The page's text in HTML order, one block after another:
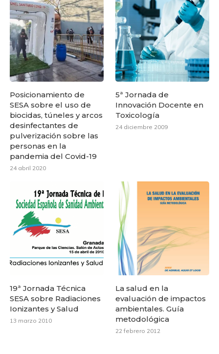
Posicionamiento de
SESA sobre el uso de
biocidas, túneles y arcos
desinfectantes de
pulverización sobre las
personas en la
pandemia del Covid-19
24 abril 2020
5ª Jornada de
Innovación Docente en
Toxicología
24 diciembre 2009
19ª Jornada Técnica
SESA sobre Radiaciones
Ionizantes y Salud
13 marzo 2010
La salud en la
evaluación de impactos
ambientales. Guía
metodológica
22 febrero 2012